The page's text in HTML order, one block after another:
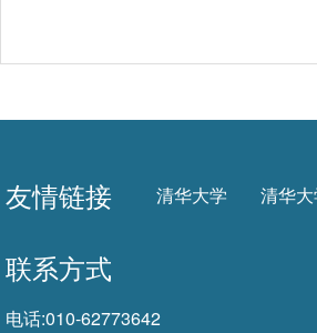
友情链接 清华大学 清华
联系方式
电话:010-62773642